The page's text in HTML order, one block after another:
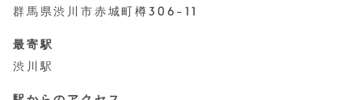
群馬県渋川市赤城町樽306-11
最寄駅
渋川駅